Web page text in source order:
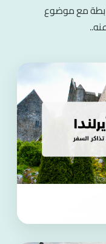
مع موضوع